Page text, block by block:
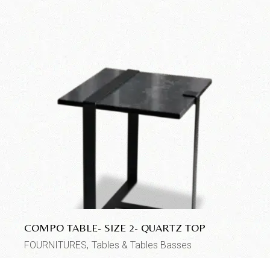
COMPO TABLE- SIZE 2- QUARTZ TOP
FOURNITURES Tables & Tables Basses